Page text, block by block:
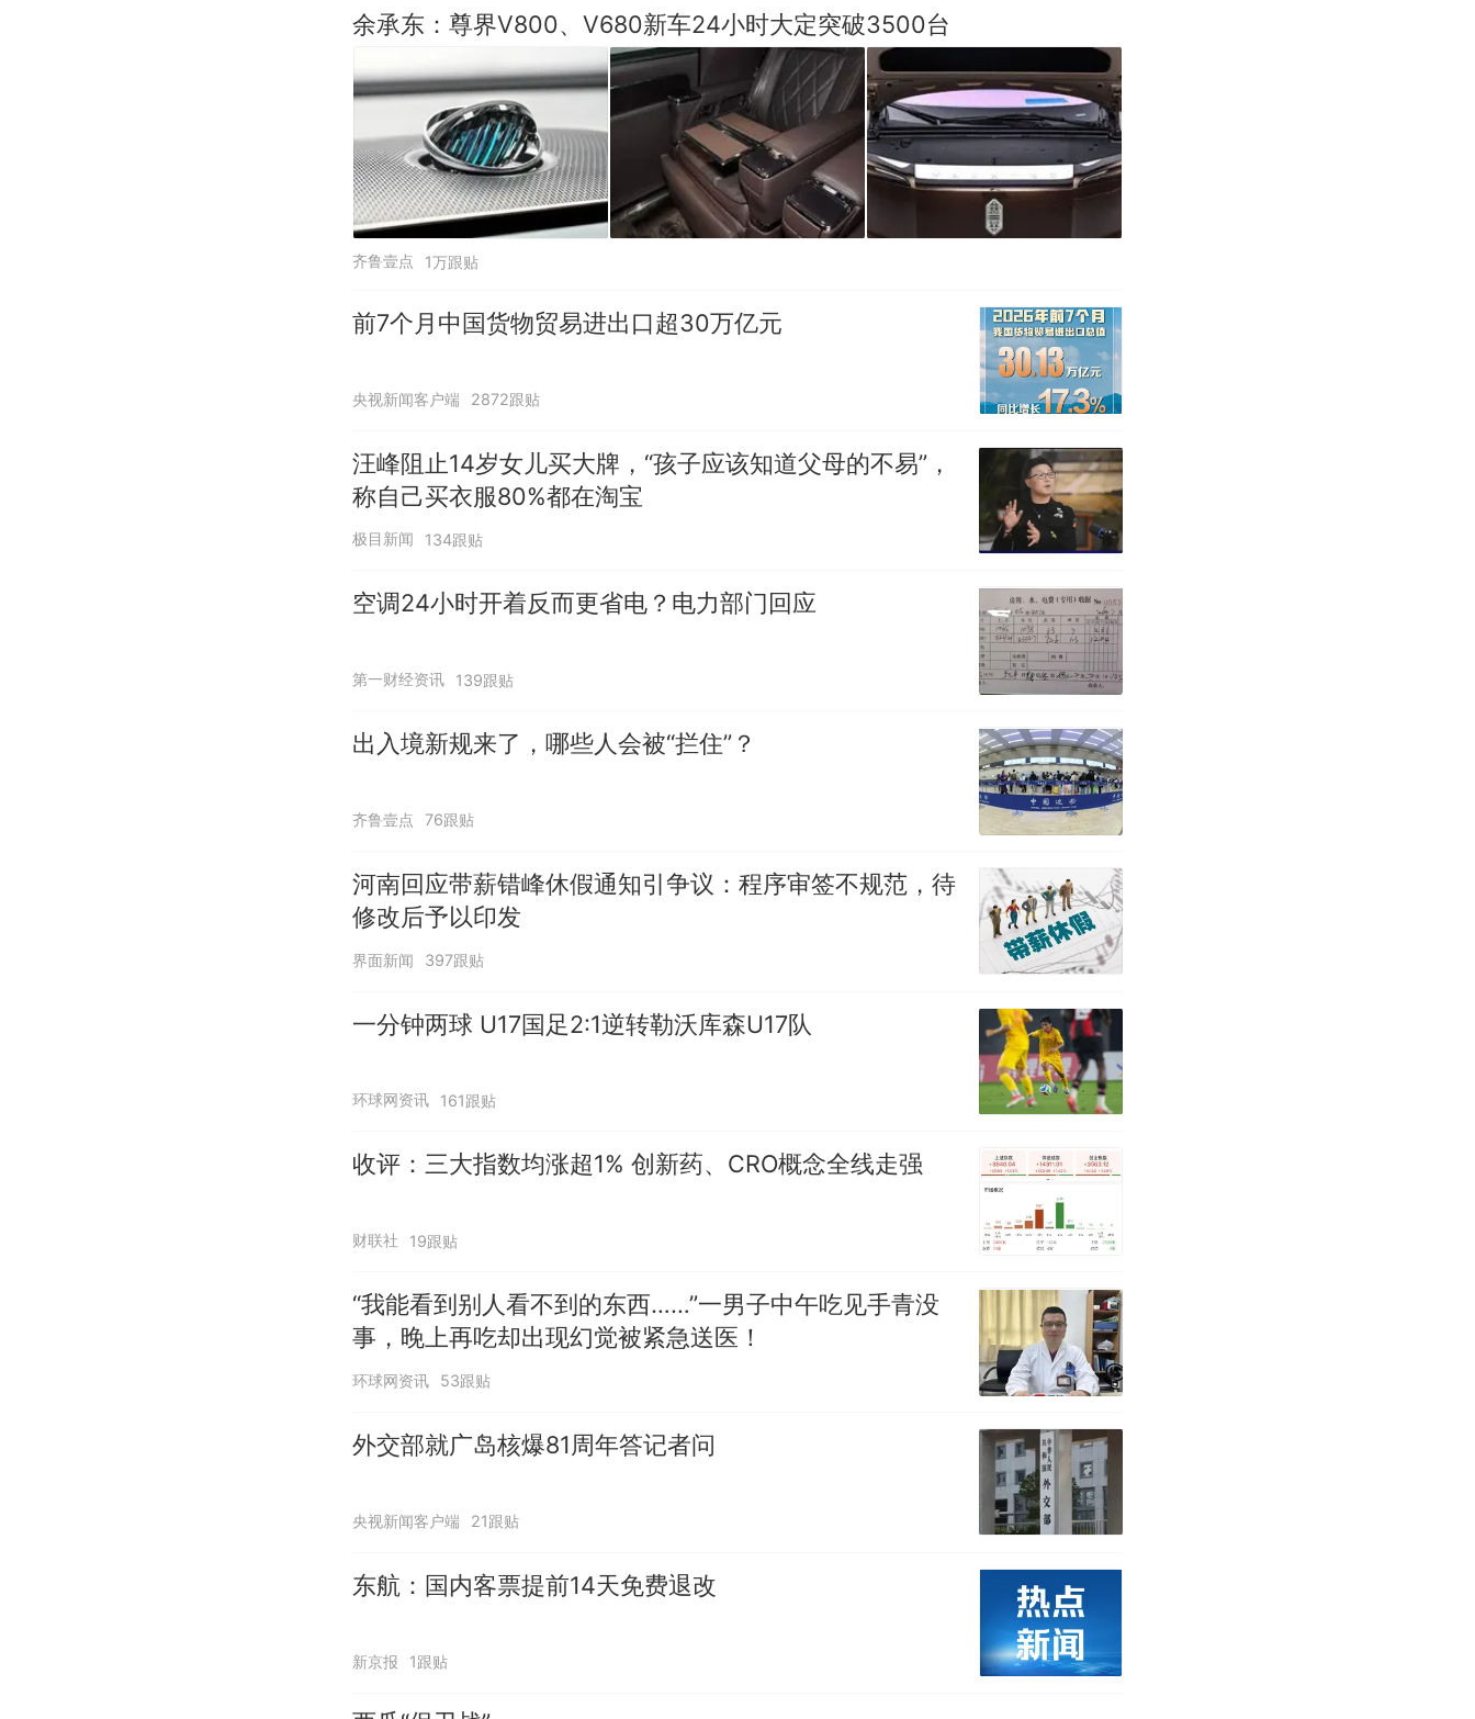
余承东：尊界V800、V680新车24小时大定突破3500台
齐鲁壹点 1万跟贴
前7个月中国货物贸易进出口超30万亿元
央视新闻客户端 2872跟贴
汪峰阻止14岁女儿买大牌，“孩子应该知道父母的不易”，
称自己买衣服80%都在淘宝
极目新闻 134跟贴
空调24小时开着反而更省电？电力部门回应
第一财经资讯 139跟贴
出入境新规来了，哪些人会被“拦住”？
齐鲁壹点 76跟贴
河南回应带薪错峰休假通知引争议：程序审签不规范，待
修改后予以印发
界面新闻 397跟贴
一分钟两球 U17国足2:1逆转勒沃库森U17队
环球网资讯 161跟贴
收评：三大指数均涨超1% 创新药、CRO概念全线走强
财联社 19跟贴
“我能看到别人看不到的东西……”一男子中午吃见手青没
事，晚上再吃却出现幻觉被紧急送医！
环球网资讯 53跟贴
外交部就广岛核爆81周年答记者问
央视新闻客户端 21跟贴
东航：国内客票提前14天免费退改
新京报 1跟贴